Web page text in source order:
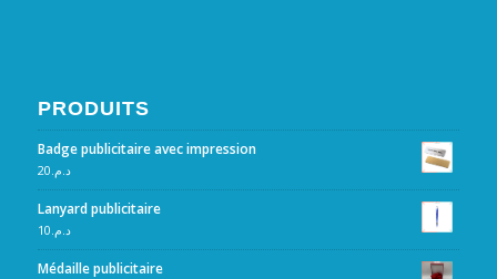
PRODUITS
Badge publicitaire avec impression
د.م. 20
Lanyard publicitaire
د.م. 10
Médaille publicitaire